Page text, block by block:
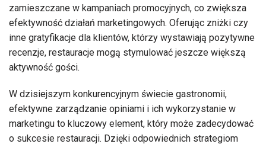
zamieszczane w kampaniach promocyjnych, co zwiększa
efektywność działań marketingowych. Oferując zniżki czy
inne gratyfikacje dla klientów, którzy wystawiają pozytywne
recenzje, restauracje mogą stymulować jeszcze większą
aktywność gości.
W dzisiejszym konkurencyjnym świecie gastronomii,
efektywne zarządzanie opiniami i ich wykorzystanie w
marketingu to kluczowy element, który może zadecydować
o sukcesie restauracji. Dzięki odpowiednich strategiom